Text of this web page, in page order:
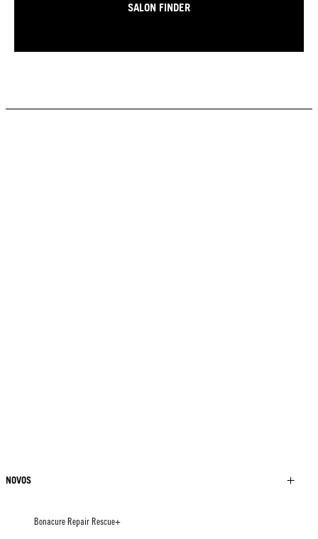
SALON FINDER
NOVOS
Bonacure Repair Rescue+